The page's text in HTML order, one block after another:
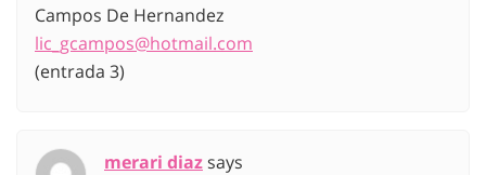
Campos De Hernandez
lic_gcampos@hotmail.com
(entrada 3)
merari diazsays